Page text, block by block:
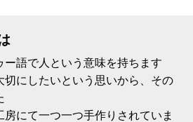
ー語で人という意味を持ちます
切にしたいという思いから、その
にて一つ一つ手作りされていま